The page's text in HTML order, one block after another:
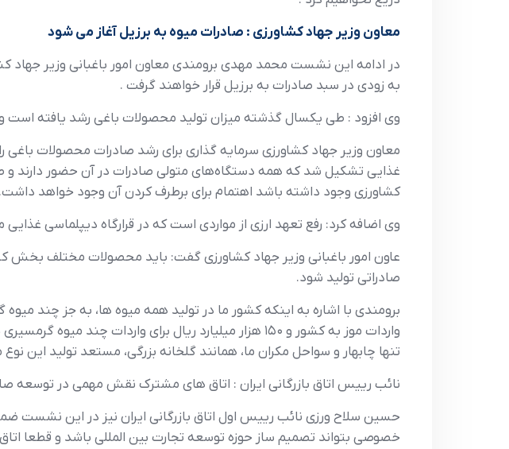
معاون وزير جهاد کشاورزي : صادرات ميوه به برزيل آغاز مي شود
در ادامه اين نشست محمد مهدي برومندي معاون امور باغباني وزير جهاد
به زودي در سبد صادرات به برزيل قرار خواهند گرفت .
وي افزود : طي يکسال گذشته ميزان توليد محصولات باغي رشد يافته است و يک ميليون و ۷۰۰ هزار تن بر
معاون وزير جهاد کشاورزي سرمايه گذاري براي رشد صادرات محصولات باغي
غذايي تشکيل شد که همه دستگاه‌هاي متولي صادرات در آن حضور دارند
کشاورزي وجود داشته باشد اهتمام براي برطرف کردن آن وجود خواهد داشت.
وي اضافه کرد: رفع تعهد ارزي از مواردي است که در قرارگاه ديپلماسي
عاون امور باغباني وزير جهاد کشاورزي گفت: بايد محصولات مختلف بخش
صادراتي توليد شود.
واردات موز به کشور و ۱۵۰ هزار ميليارد ريال براي
تنها چابهار و سواحل مکران ما، همانند گلخانه بزرگي، مستعد توليد اين
نائب رييس اتاق بازرگاني ايران : اتاق هاي مشترک نقش مهمي در توسعه
حسين سلاح ورزي نائب رييس اول اتاق بازرگاني ايران نيز در اين
خصوصي بتواند تصميم ساز حوزه توسعه تجارت بين المللي باشد و قطعا